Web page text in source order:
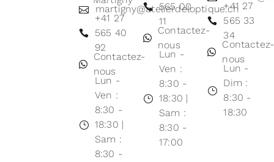
martigny@atelierdeloptique.ch
+41 27
565 40
92
Contactez-
nous
Lun -
Ven :
8:30 -
18:30 |
Sam :
8:30 -
565 00
11
Contactez-
nous
Lun -
Ven :
8:30 -
18:30 |
Sam :
8:30 -
17:00
+41 27
565 33
34
Contactez-
nous
Lun -
Dim :
8:30 -
18:30